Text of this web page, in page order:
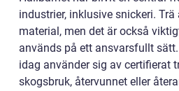
industrier, inklusive snickeri.
material, men det är också
används på ett ansvarsfullt
idag använder sig av certifierat
skogsbruk, återvunnet eller